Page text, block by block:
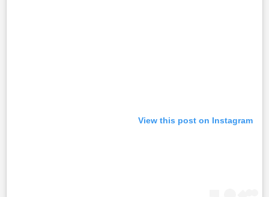
View this post on Instagram